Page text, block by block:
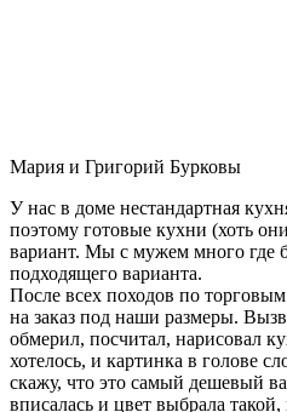
Мария и Григорий Бурковы
У нас в доме нестандартная
поэтому готовые кухни (хоть
вариант. Мы с мужем много где
подходящего варианта.
После всех походов по
на заказ под наши размеры.
обмерил, посчитал, нарисовал
хотелось, и картинка в голове
скажу, что это самый дешевый
вписалась и цвет выбрала